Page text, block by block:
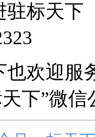
标天下
也欢迎服
下”微